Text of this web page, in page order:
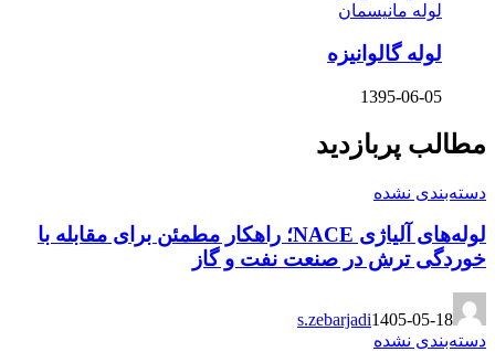
لوله مانیسمان
لوله گالوانیزه
1395-06-05
مطالب پربازدید
دسته‌بندی نشده
لوله‌های آلیاژی NACE؛ راهکار مطمئن برای مقابله با
خوردگی ترش در صنعت نفت و گاز
s.zebarjadi1405-05-18
دسته‌بندی نشده